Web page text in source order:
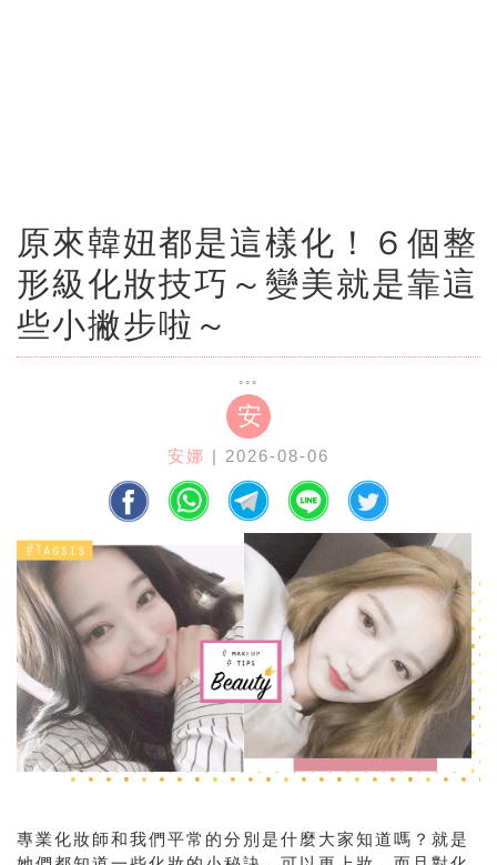
原來韓妞都是這樣化！６個整
形級化妝技巧～變美就是靠這
些小撇步啦～
安
安娜 | 2026-08-06
專業化妝師和我們平常的分別是什麼大家知道嗎？就是